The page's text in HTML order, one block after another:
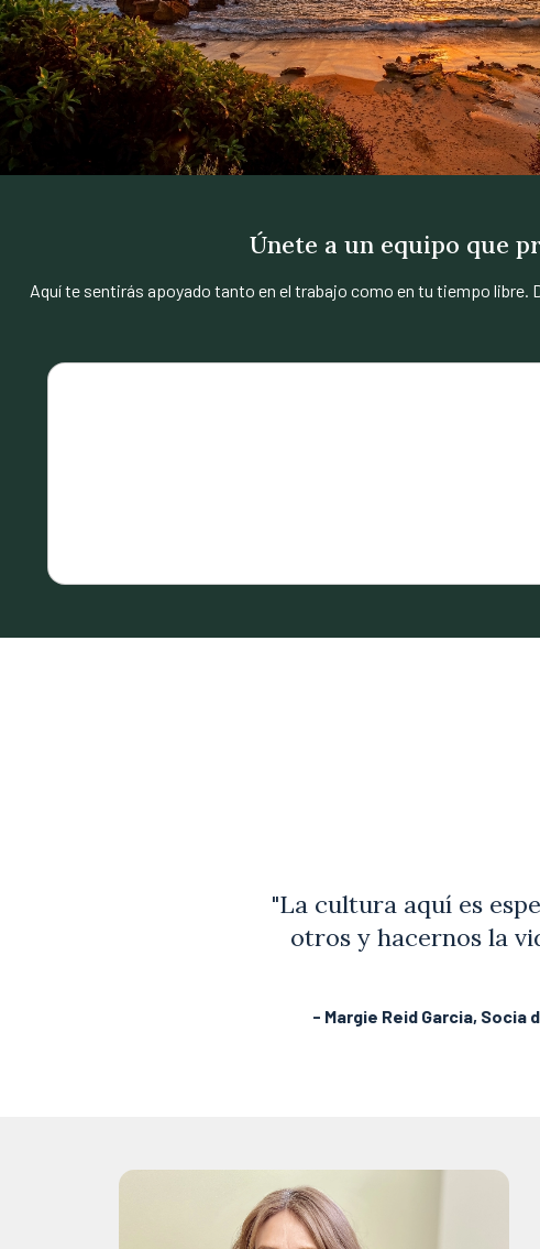
Únete a un equipo que
Aquí te sentirás apoyado tanto en el trabajo como en tu tiempo
1
"La cultura aquí es
otros y hacernos la
- Margie Reid Garcia, Socia